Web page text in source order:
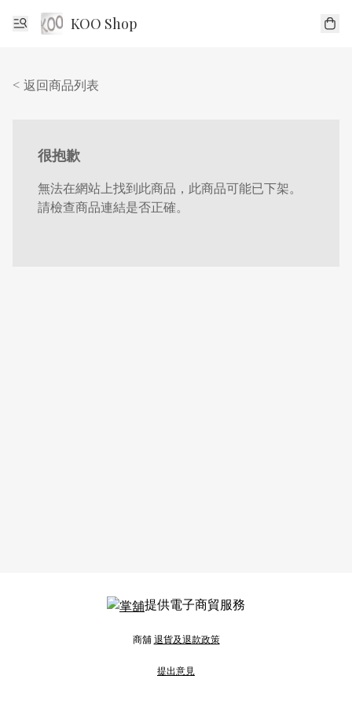
KOO Shop
< 返回商品列表
很抱歉
無法在網站上找到此商品，此商品可能已下架。
請檢查商品連結是否正確。
提供電子商貿服務
商舖退貨及退款政策
提出意見